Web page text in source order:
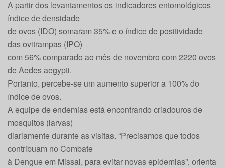
A partir dos levantamentos os indicadores entomológicos
índice de densidade
de ovos (IDO) somaram 35% e o índice de positividade
das ovitrampas (IPO)
com 56% comparado ao mês de novembro com 2220 ovos
de Aedes aegypti.
Portanto, percebe-se um aumento superior a 100% do
índice de ovos.
A equipe de endemias está encontrando criadouros de
mosquitos (larvas)
diariamente durante as visitas. “Precisamos que todos
contribuam no Combate
à Dengue em Missal, para evitar novas epidemias”, orienta